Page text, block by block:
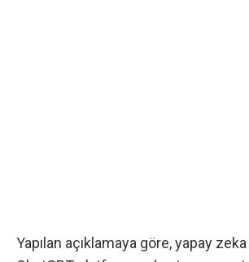
Yapılan açıklamaya göre, yapay